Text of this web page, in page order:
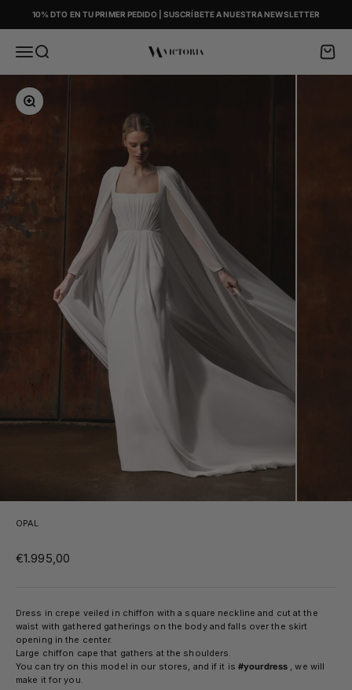
10% DTO EN TU PRIMER PEDIDO | SUSCRÍBETE A NUESTRA NEWSLETTER
MenuSearch Victoria Cart
Zoom
OPAL
Sale price
€1.995,00
Dress in crepe veiled in chiffon with a square neckline and cut at the
waist with gathered gatherings on the body and falls over the skirt
opening in the center.
Large chiffon cape that gathers at the shoulders.
You can try on this model in our stores, and if it is #yourdress , we will
make it for you.